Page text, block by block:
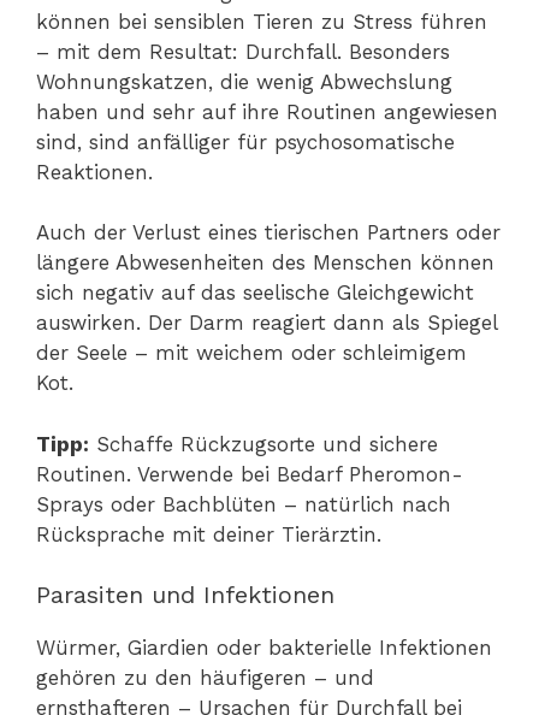
können bei sensiblen Tieren zu Stress führen
– mit dem Resultat: Durchfall. Besonders
Wohnungskatzen, die wenig Abwechslung
haben und sehr auf ihre Routinen angewiesen
sind, sind anfälliger für psychosomatische
Reaktionen.
Auch der Verlust eines tierischen Partners oder
längere Abwesenheiten des Menschen können
sich negativ auf das seelische Gleichgewicht
auswirken. Der Darm reagiert dann als Spiegel
der Seele – mit weichem oder schleimigem
Kot.
Tipp: Schaffe Rückzugsorte und sichere
Routinen. Verwende bei Bedarf Pheromon-
Sprays oder Bachblüten – natürlich nach
Rücksprache mit deiner Tierärztin.
Parasiten und Infektionen
Würmer, Giardien oder bakterielle Infektionen
gehören zu den häufigeren – und
ernsthafteren – Ursachen für Durchfall bei